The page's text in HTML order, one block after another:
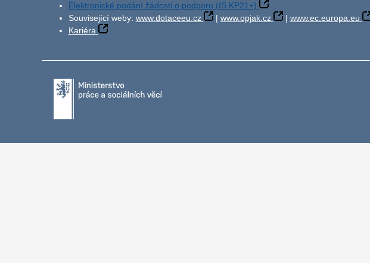
Elektronické podání žádosti o podporu (IS KP21+)
Související weby: www.dotaceeu.cz | www.opjak.cz | www.ec.europa.eu
Kariéra